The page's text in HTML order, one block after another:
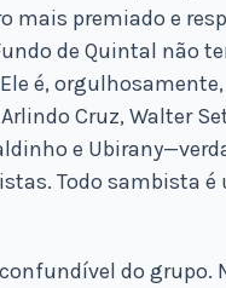
mais premiado e
de Quintal não
é, orgulhosamente,
Cruz, Walter
e
Todo sambista é
do grupo.